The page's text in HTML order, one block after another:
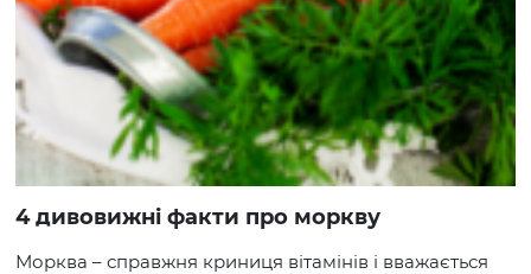
4 дивовижні факти про моркву
Морква – справжня криниця вітамінів і вважається